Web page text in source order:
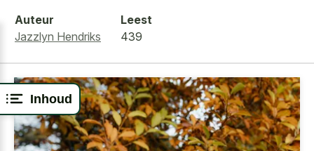
Inhoud
Auteur
Jazzlyn Hendriks
Leest
439